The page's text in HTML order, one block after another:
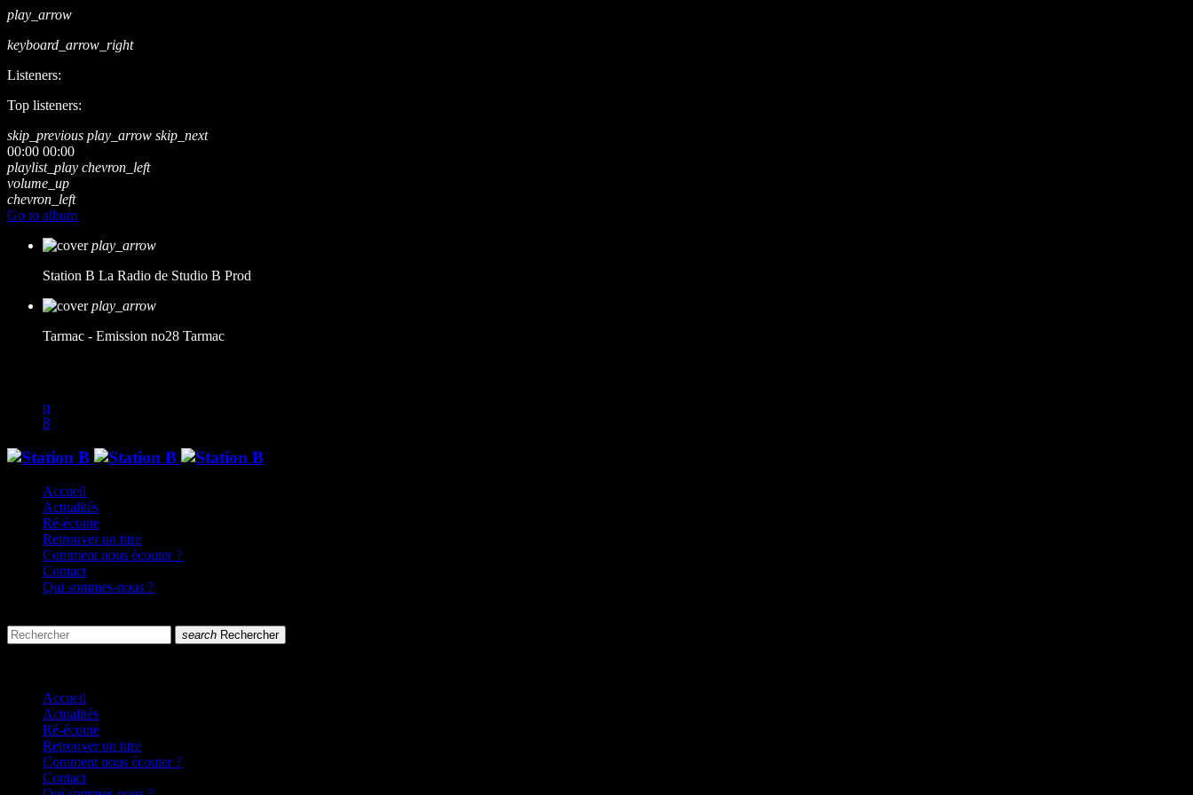
play_arrow
keyboard_arrow_right
Listeners:
Top listeners:
skip_previous play_arrow skip_next
00:00 00:00
playlist_play chevron_left
volume_up
chevron_left
Go to album
play_arrow
Station B La Radio de Studio B Prod
play_arrow
Tarmac - Emission no28 Tarmac
Accueil
Actualités
Ré-écoute
Retrouver un titre
Comment nous écouter ?
Contact
Qui sommes-nous ?
search Rechercher
Accueil
Actualités
Ré-écoute
Retrouver un titre
Comment nous écouter ?
Contact